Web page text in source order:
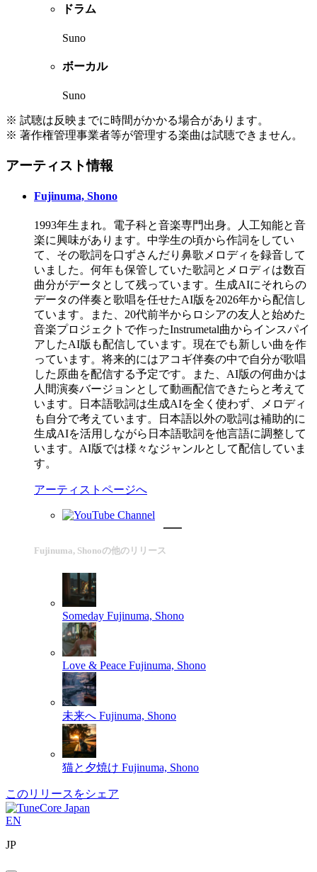
ドラム
Suno
ボーカル
Suno
※ 試聴は反映までに時間がかかる場合があります。
※ 著作権管理事業者等が管理する楽曲は試聴できません。
アーティスト情報
Fujinuma, Shono
1993年生まれ。電子科と音楽専門出身。人工知能と音
楽に興味があります。中学生の頃から作詞をしてい
て、その歌詞を口ずさんだり鼻歌メロディを録音して
いました。何年も保管していた歌詞とメロディは数百
曲分がデータとして残っています。生成AIにそれらの
データの伴奏と歌唱を任せたAI版を2026年から配信し
ています。また、20代前半からロシアの友人と始めた
音楽プロジェクトで作ったInstrumetal曲からインスパイ
アしたAI版も配信しています。現在でも新しい曲を作
っています。将来的にはアコギ伴奏の中で自分が歌唱
した原曲を配信する予定です。また、AI版の何曲かは
人間演奏バージョンとして動画配信できたらと考えて
います。日本語歌詞は生成AIを全く使わず、メロディ
も自分で考えています。日本語以外の歌詞は補助的に
生成AIを活用しながら日本語歌詞を他言語に調整して
います。AI版では様々なジャンルとして配信していま
す。
アーティストページへ
Fujinuma, Shonoの他のリリース
Someday Fujinuma, Shono
Love & Peace Fujinuma, Shono
未来へ Fujinuma, Shono
猫と夕焼け Fujinuma, Shono
このリリースをシェア
EN
JP